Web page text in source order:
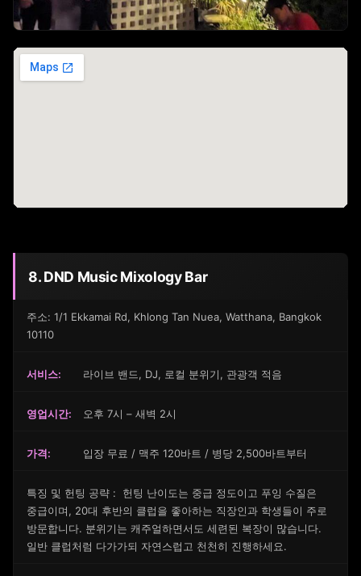
8. DND Music Mixology Bar
주소: 1/1 Ekkamai Rd, Khlong Tan Nuea, Watthana, Bangkok
10110
서비스: 라이브 밴드, DJ, 로컬 분위기, 관광객 적음
영업시간: 오후 7시 – 새벽 2시
가격: 입장 무료 / 맥주 120바트 / 병당 2,500바트부터
특징 및 헌팅 공략 : 헌팅 난이도는 중급 정도이고 푸잉 수질은
중급이며, 20대 후반의 클럽을 좋아하는 직장인과 학생들이 주로
방문합니다. 분위기는 캐주얼하면서도 세련된 복장이 많습니다.
일반 클럽처럼 다가가되 자연스럽고 천천히 진행하세요.